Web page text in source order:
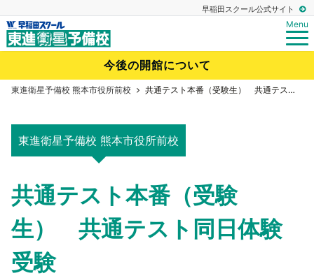
早稲田スクール公式サイト
Menu
今後の開館について
東進衛星予備校 熊本市役所前校 共通テスト本番（受験生） 共通テスト同日体験受験
東進衛星予備校 熊本市役所前校
共通テスト本番（受験
生） 共通テスト同日体験
受験